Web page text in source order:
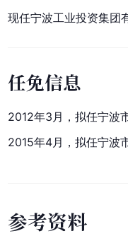
现任宁波工业投资集团
任免信息
2012年3月，拟任宁波
2015年4月，拟任宁波
参考资料